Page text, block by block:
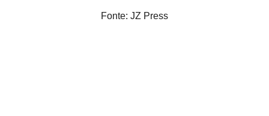
Fonte: JZ Press